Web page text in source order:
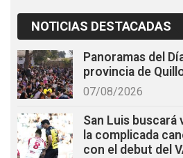
NOTICIAS DESTACADAS
Panoramas del
provincia de
07/08/2026
San Luis
la complicada
con el debut del